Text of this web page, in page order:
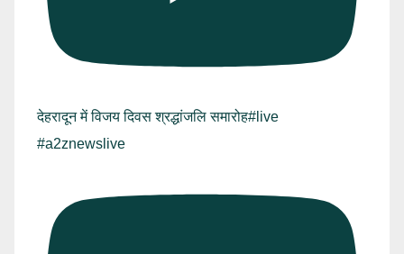
देहरादून में विजय दिवस श्रद्धांजलि समारोह#live
#a2znewslive